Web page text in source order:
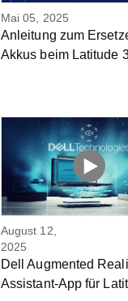
Mai 05, 2025
Anleitung zum
Akkus beim Latitude
August 12,
2025
Dell Augmented
Assistant-App für